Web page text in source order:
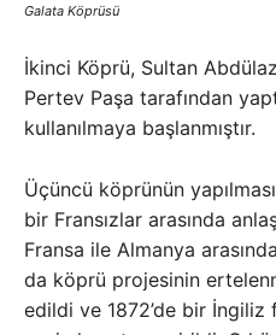
Galata Köprüsü
İkinci Köprü, Sultan
Pertev Paşa tarafından
kullanılmaya başlanmıştır.
Üçüncü köprünün
bir Fransızlar arasında
Fransa ile Almanya
da köprü projesinin
edildi ve 1872’de bir İngiliz